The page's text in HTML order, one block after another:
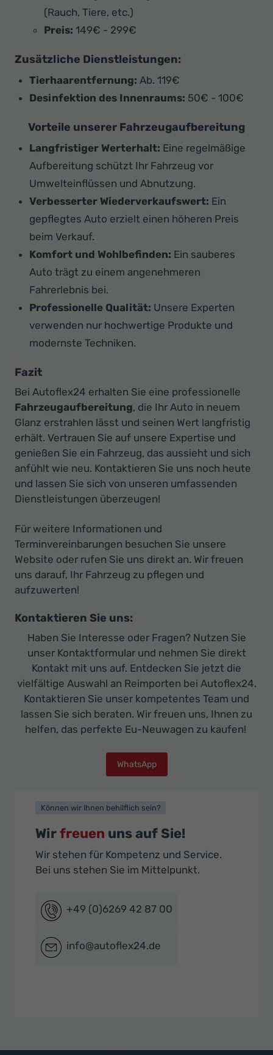
(Rauch, Tiere, etc.)
Preis: 149€ - 299€
Zusätzliche Dienstleistungen:
Tierhaarentfernung: Ab. 119€
Desinfektion des Innenraums: 50€ - 100€
Vorteile unserer Fahrzeugaufbereitung
Langfristiger Werterhalt: Eine regelmäßige
Aufbereitung schützt Ihr Fahrzeug vor
Umwelteinflüssen und Abnutzung.
Verbesserter Wiederverkaufswert: Ein
gepflegtes Auto erzielt einen höheren Preis
beim Verkauf.
Komfort und Wohlbefinden: Ein sauberes
Auto trägt zu einem angenehmeren
Fahrerlebnis bei.
Professionelle Qualität: Unsere Experten
verwenden nur hochwertige Produkte und
modernste Techniken.
Fazit
Bei Autoflex24 erhalten Sie eine professionelle
Fahrzeugaufbereitung, die Ihr Auto in neuem
Glanz erstrahlen lässt und seinen Wert langfristig
erhält. Vertrauen Sie auf unsere Expertise und
genießen Sie ein Fahrzeug, das aussieht und sich
anfühlt wie neu. Kontaktieren Sie uns noch heute
und lassen Sie sich von unseren umfassenden
Dienstleistungen überzeugen!
Für weitere Informationen und
Terminvereinbarungen besuchen Sie unsere
Website oder rufen Sie uns direkt an. Wir freuen
uns darauf, Ihr Fahrzeug zu pflegen und
aufzuwerten!
Kontaktieren Sie uns:
Haben Sie Interesse oder Fragen? Nutzen Sie
unser Kontaktformular und nehmen Sie direkt
Kontakt mit uns auf. Entdecken Sie jetzt die
vielfältige Auswahl an Reimporten bei Autoflex24.
Kontaktieren Sie unser kompetentes Team und
lassen Sie sich beraten. Wir freuen uns, Ihnen zu
helfen, das perfekte Eu-Neuwagen zu kaufen!
WhatsApp
Können wir Ihnen behilflich sein?
Wirfreuen uns auf Sie!
Wir stehen für Kompetenz und Service.
Bei uns stehen Sie im Mittelpunkt.
+49 (0)6269 42 87 00
info@autoflex24.de